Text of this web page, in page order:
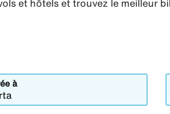
et hôtels et trouvez le meilleur
à